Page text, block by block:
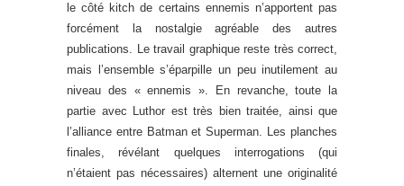
le côté kitch de certains ennemis n’apportent pas
forcément la nostalgie agréable des autres
publications. Le travail graphique reste très correct,
mais l’ensemble s’éparpille un peu inutilement au
niveau des « ennemis ». En revanche, toute la
partie avec Luthor est très bien traitée, ainsi que
l’alliance entre Batman et Superman. Les planches
finales, révélant quelques interrogations (qui
n’étaient pas nécessaires) alternent une originalité